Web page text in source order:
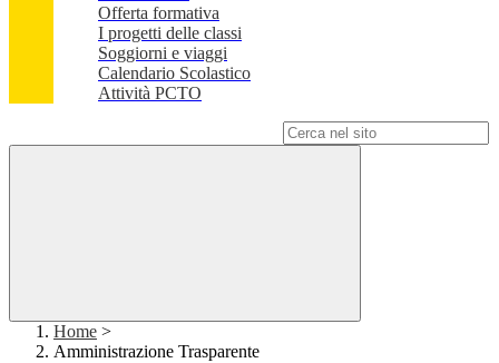
Offerta formativa
I progetti delle classi
Soggiorni e viaggi
Calendario Scolastico
Attività PCTO
Home >
Amministrazione Trasparente